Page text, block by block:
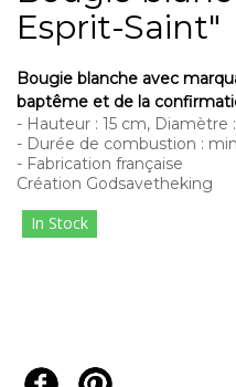
Esprit-Saint"
Bougie blanche avec
baptême et de la
- Hauteur : 15 cm, Diamètre
- Durée de combustion :
- Fabrication française
Création Godsavetheking
In Stock